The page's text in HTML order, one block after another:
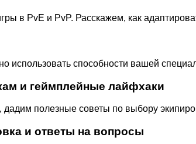
в PvE и PvP. Расскажем, как
использовать способности вашей
и геймплейные лайфхаки
дадим полезные советы по выбору
и ответы на вопросы